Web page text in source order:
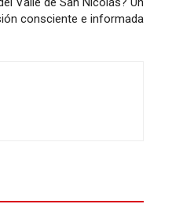
consciente e informada